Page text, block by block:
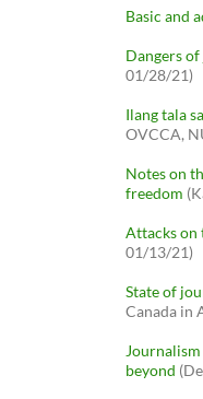
Basic and
Dangers
01/28/21)
Ilang tala
OVCCA,
Notes on
freedom
Attacks on
01/13/21)
State of
Canada in
beyond